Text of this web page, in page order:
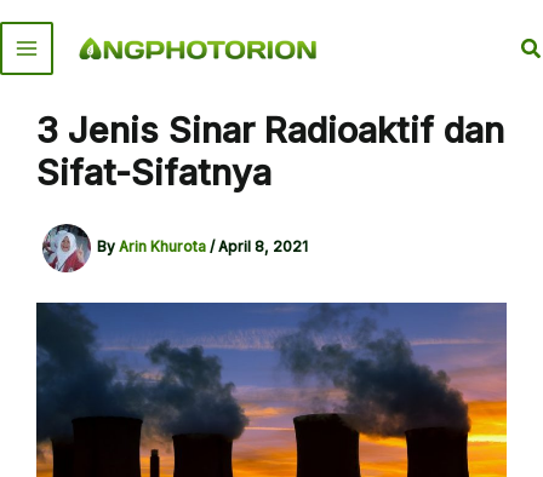
content
3 Jenis Sinar Radioaktif dan
Sifat-Sifatnya
By Arin Khurota /April 8, 2021